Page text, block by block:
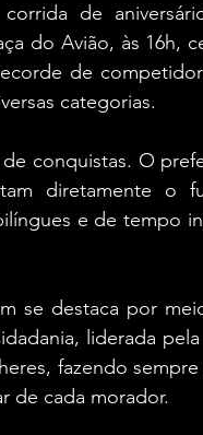
de
do Avião, às 16h,
de
categorias.
conquistas. O
diretamente o
e de tempo
se destaca por
liderada
fazendo
de cada morador.